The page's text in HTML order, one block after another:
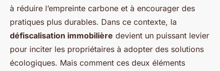
à réduire l’empreinte carbone et à encourager des
pratiques plus durables. Dans ce contexte, la
défiscalisation immobilière devient un puissant levier
pour inciter les propriétaires à adopter des solutions
écologiques. Mais comment ces deux éléments